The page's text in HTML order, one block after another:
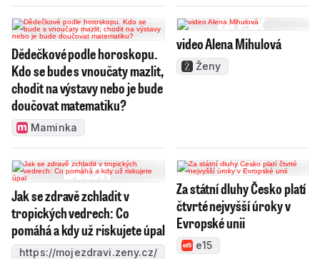
Dědečkové podle horoskopu.
Kdo se bude s vnoučaty mazlit,
chodit na výstavy nebo je bude
doučovat matematiku?
Maminka
video Alena Mihulová
Ženy
Jak se zdravě zchladit v
tropických vedrech: Co
pomáhá a kdy už riskujete úpal
https://mojezdravi.zeny.cz/
Za státní dluhy Česko platí
čtvrté nejvyšší úroky v
Evropské unii
e15